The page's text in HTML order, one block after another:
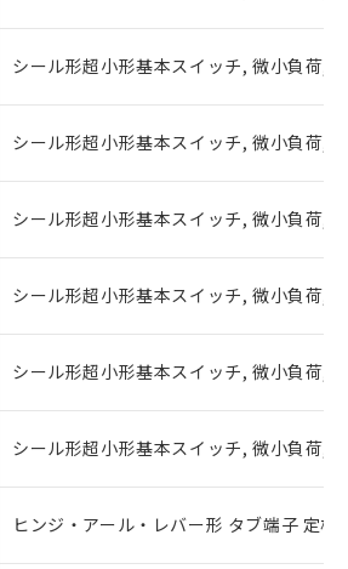
シール形超小形基本スイッチ, 微小負荷,
シール形超小形基本スイッチ, 微小負荷,
シール形超小形基本スイッチ, 微小負荷,
シール形超小形基本スイッチ, 微小負荷,
シール形超小形基本スイッチ, 微小負荷,
シール形超小形基本スイッチ, 微小負荷,
ヒンジ・アール・レバー形 タブ端子 定格
庫なし(最新の在庫状況につ
お客様担当のオムロン制御
器販売店・当社販売員にご確
注生産機種、また在庫状況の
ださい。
制御機器販売店や当社販売拠
販売ネットワーク
」をご確認
。
および標準価格結果を当社の
諾なく第三者に漏洩または開
ようお願いします。
ツ機能（部品リスト作成サー
ご利用いただくには、I-Web
ズにご登録されている必要が
。
当ウェブサイト上で当社にご
た部品リストについて、当社
社の共同利用者が、当社の製
ビスに関するお客様との取
に必要な範囲で利用すること
ください。
共同利用者とは、"個人情報
用に関して"
の「1.共同利
囲」に記載されている法人を
。